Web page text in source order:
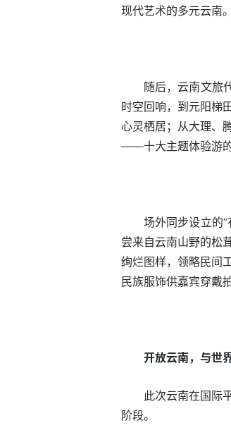
现代艺术的多元云南。
随后，云南文旅
时空回响，到元阳梯
心灵栖居；从大理、
——十大主题体验游的
场外同步设立的
尝来自云南山野的松
绚烂图样，领略民间
民族服饰供嘉宾穿戴
开放云南，与世
此次云南在国际
阶段。